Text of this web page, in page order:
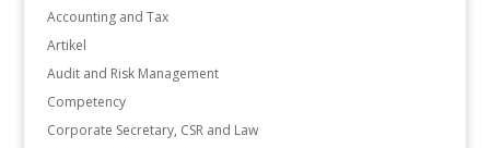
Accounting and Tax
Artikel
Audit and Risk Management
Competency
Corporate Secretary, CSR and Law